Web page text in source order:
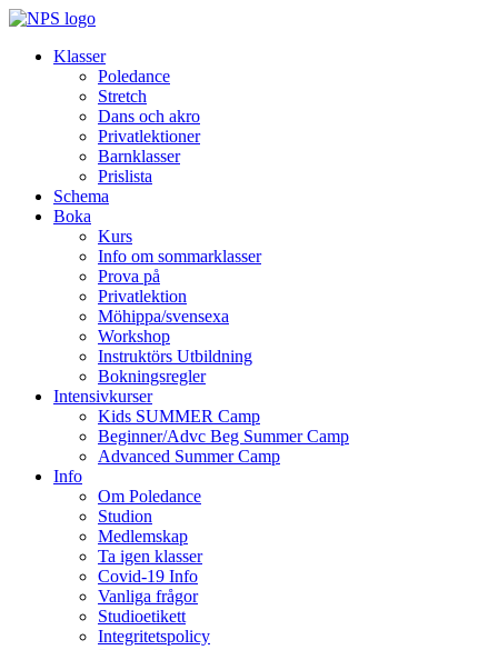
Klasser
Poledance
Stretch
Dans och akro
Privatlektioner
Barnklasser
Prislista
Schema
Boka
Kurs
Info om sommarklasser
Prova på
Privatlektion
Möhippa/svensexa
Workshop
Instruktörs Utbildning
Bokningsregler
Intensivkurser
Kids SUMMER Camp
Beginner/Advc Beg Summer Camp
Advanced Summer Camp
Info
Om Poledance
Studion
Medlemskap
Ta igen klasser
Covid-19 Info
Vanliga frågor
Studioetikett
Integritetspolicy